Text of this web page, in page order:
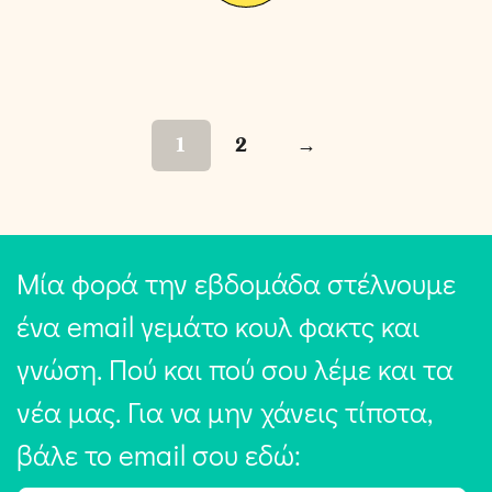
1 2 →
Μία φορά την εβδομάδα στέλνουμε
ένα email γεμάτο κουλ φακτς και
γνώση. Πού και πού σου λέμε και τα
νέα μας. Για να μην χάνεις τίποτα,
βάλε το email σου εδώ: